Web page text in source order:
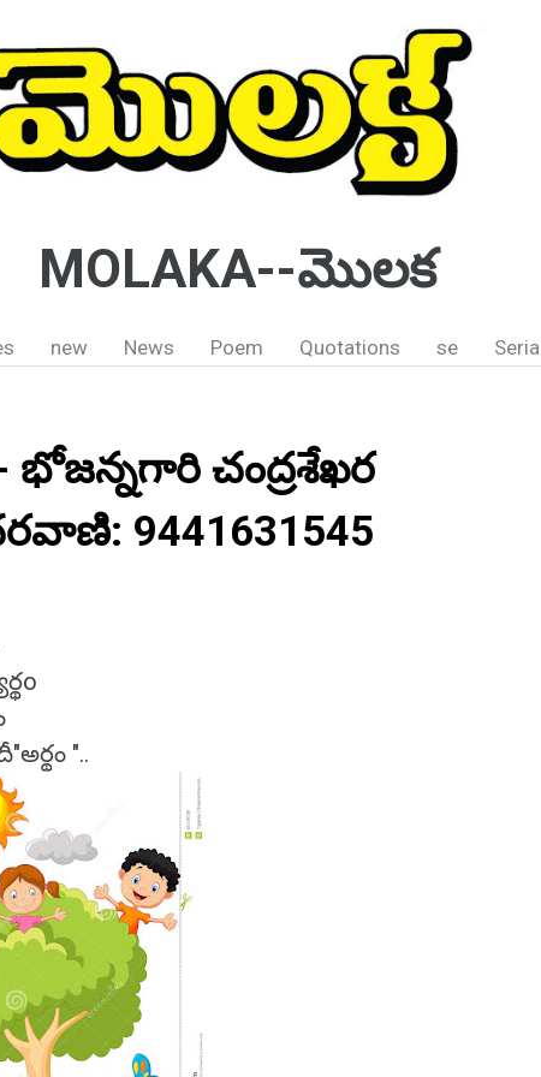
MOLAKA--మొలక
new News Poem Quotations se Seria
చంద్రశేఖర
9441631545
"..